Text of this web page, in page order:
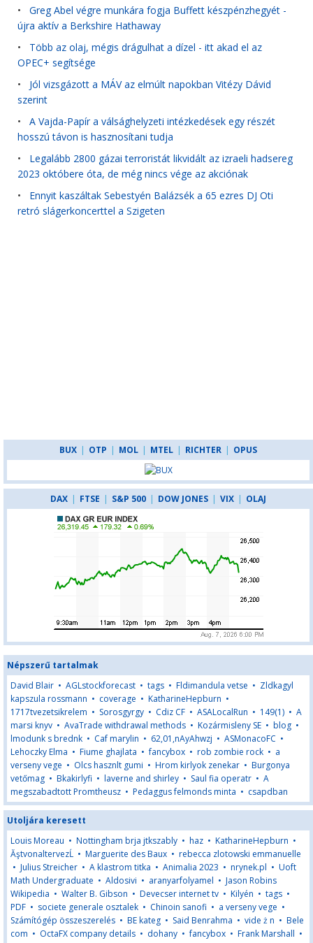
• Greg Abel végre munkára fogja Buffett készpénzhegyét -
újra aktív a Berkshire Hathaway
• Több az olaj, mégis drágulhat a dízel - itt akad el az
OPEC+ segítsége
• Jól vizsgázott a MÁV az elmúlt napokban Vitézy Dávid
szerint
• A Vajda-Papír a válsághelyzeti intézkedések egy részét
hosszú távon is hasznosítani tudja
• Legalább 2800 gázai terroristát likvidált az izraeli hadsereg
2023 októbere óta, de még nincs vége az akciónak
• Ennyit kaszáltak Sebestyén Balázsék a 65 ezres DJ Oti
retró slágerkoncerttel a Szigeten
BUX | OTP | MOL | MTEL | RICHTER | OPUS
DAX | FTSE | S&P 500 | DOW JONES | VIX | OLAJ
Népszerű tartalmak
David Blair • AGLstockforecast • tags • Fldimandula vetse • Zldkagyl
kapszula rossmann • coverage • KatharineHepburn •
1717tvezetsikrelem • Sorosgyrgy • Cdiz CF • ASALocalRun • 149(1) • A
marsi knyv • AvaTrade withdrawal methods • Kozármisleny SE • blog •
lmodunk s brednk • Caf marylin • 62,01,nAyAhwzj • ASMonacoFC •
Lehoczky Elma • Fiume ghajlata •fancybox • rob zombie rock • a
verseny vege • Olcs hasznlt gumi • Hrom kirlyok zenekar • Burgonya
vetőmag • Bkakirlyfi • laverne and shirley • Saul fia operatr • A
megszabadtott Promtheusz • Pedaggus felmonds minta • csapdban
Utoljára keresett
Louis Moreau • Nottingham brja jtkszably • haz • KatharineHepburn •
ĂştvonaltervezĹ • Marguerite des Baux • rebecca zlotowski emmanuelle
• Julius Streicher • A klastrom titka • Animalia 2023 • nrynek.pl • Uoft
Math Undergraduate • Aldosivi • aranyarfolyamel • Jason Robins
Wikipedia • Walter B. Gibson • Devecser internet tv • Kilyén • tags •
PDF • societe generale osztalek • Chinoin sanofi • a verseny vege •
Számítógép összeszerelés • BE kateg • Said Benrahma • vide ż n • Bele
com • OctaFX company details • dohany •fancybox • Frank Marshall •